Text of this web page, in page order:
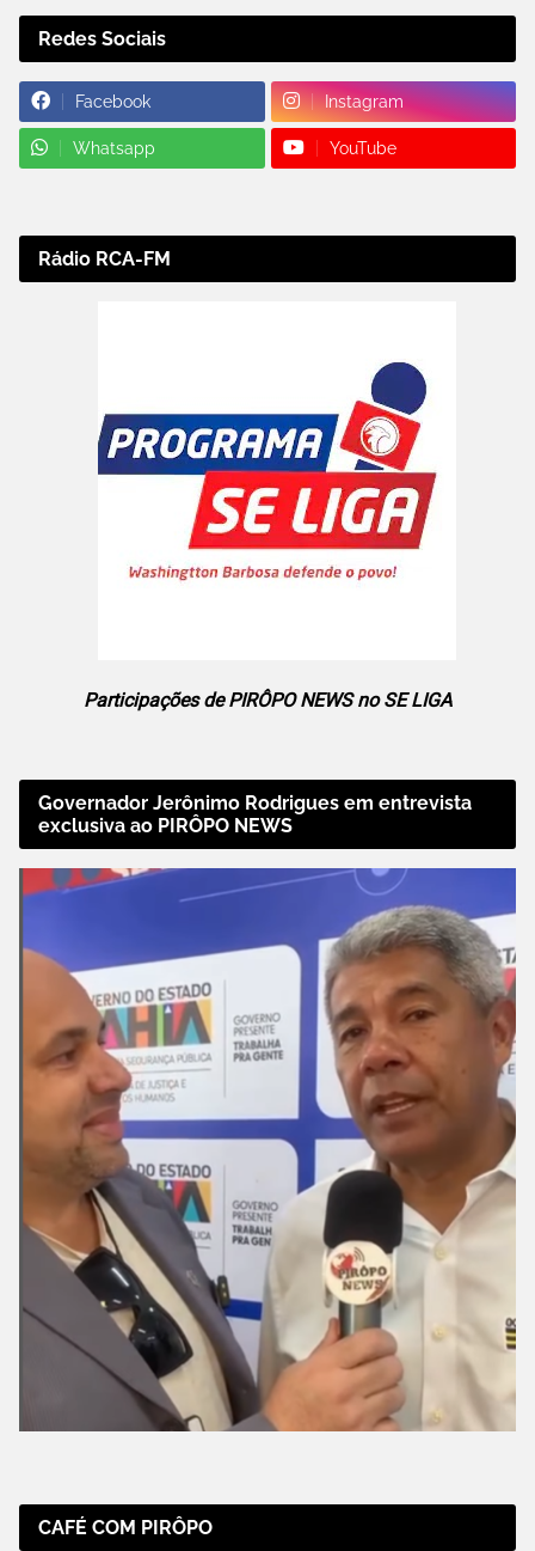
Redes Sociais
Facebook Instagram
Whatsapp YouTube
Rádio RCA-FM
Participações de PIRÔPO NEWS no SE LIGA
Governador Jerônimo Rodrigues em entrevista
exclusiva ao PIRÔPO NEWS
CAFÉ COM PIRÔPO